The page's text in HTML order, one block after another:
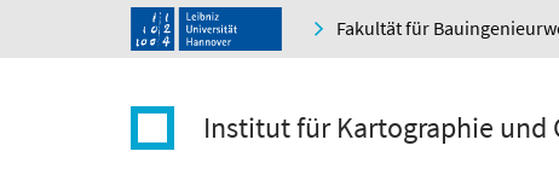
Fakultät für
Institut für Kartographie und